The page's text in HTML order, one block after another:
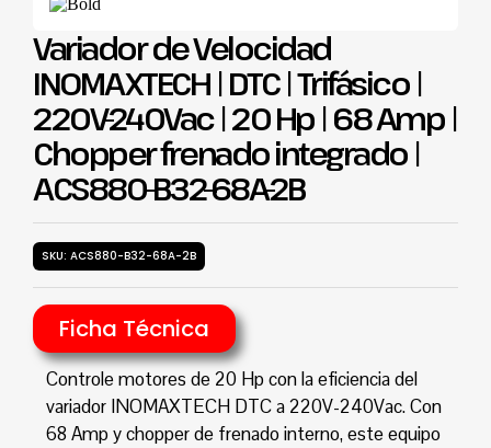
Variador de Velocidad
INOMAXTECH | DTC | Trifásico |
220V-240Vac | 20 Hp | 68 Amp |
Chopper frenado integrado |
ACS880-B32-68A-2B
SKU: ACS880-B32-68A-2B
Ficha Técnica
Controle motores de 20 Hp con la eficiencia del
variador INOMAXTECH DTC a 220V-240Vac. Con
68 Amp y chopper de frenado interno, este equipo